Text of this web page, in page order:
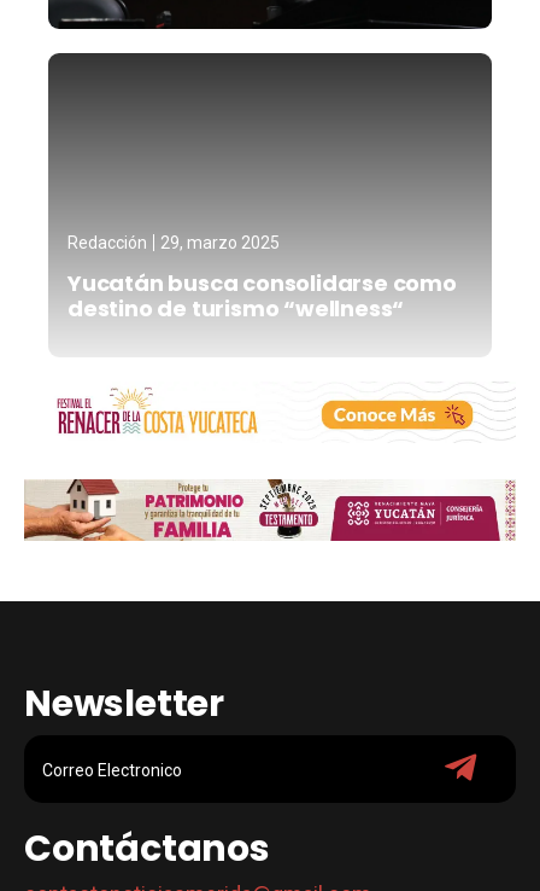
Redacción 29, marzo 2025
Yucatán busca consolidarse como
destino de turismo “wellness“
Newsletter
Contáctanos